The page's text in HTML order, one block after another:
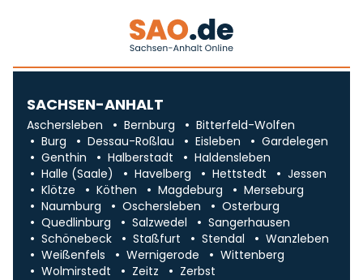
SACHSEN-ANHALT
Aschersleben Bernburg
Bitterfeld-Wolfen
Burg
Dessau-Roßlau Eisleben
Gardelegen
Genthin
Halberstadt
Haldensleben
Halle (Saale)
Havelberg Hettstedt
Jessen
Klötze
Köthen Magdeburg
Merseburg
Naumburg
Oschersleben
Osterburg
Quedlinburg
Salzwedel
Sangerhausen
Schönebeck
Staßfurt Stendal
Wanzleben
Weißenfels
Wernigerode
Wittenberg
Wolmirstedt
Zeitz Zerbst